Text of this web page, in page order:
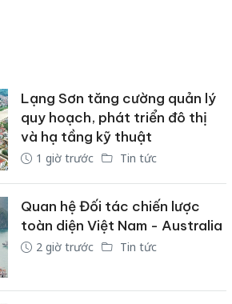
Lạng Sơn tăng cường quản lý
quy hoạch, phát triển đô thị
và hạ tầng kỹ thuật
1 giờ trước Tin tức
Quan hệ Đối tác chiến lược
toàn diện Việt Nam - Australia
2 giờ trước Tin tức